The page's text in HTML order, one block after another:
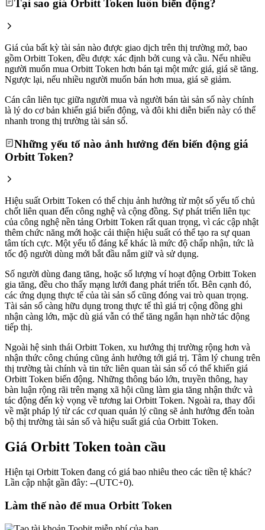
Tại sao giá Orbitt Token luôn biến động?
Giá của bất kỳ tài sản nào được giao dịch trên thị trường mở, bao
gồm Orbitt Token, đều được xác định bởi cung và cầu. Nếu nhiều
người muốn mua Orbitt Token hơn bán tại một mức giá, giá sẽ tăng.
Ngược lại, nếu nhiều người muốn bán hơn mua, giá sẽ giảm.
Cán cân liên tục giữa người mua và người bán tài sản số này chính
là lý do cơ bản khiến giá biến động, và đôi khi diễn biến này có thể
nhanh trong thị trường tài sản số.
Những yếu tố nào ảnh hưởng đến biến động giá
Orbitt Token?
Hiệu suất Orbitt Token có thể chịu ảnh hưởng từ một số yếu tố chủ
chốt liên quan đến công nghệ và cộng đồng. Sự phát triển liên tục
của công nghệ nền tảng Orbitt Token rất quan trọng, vì các cập nhật
thêm chức năng mới hoặc cải thiện hiệu suất có thể tạo ra sự quan
tâm tích cực. Một yếu tố đáng kể khác là mức độ chấp nhận, tức là
tốc độ người dùng mới bắt đầu nắm giữ và sử dụng.
Số người dùng đang tăng, hoặc số lượng ví hoạt động Orbitt Token
gia tăng, đều cho thấy mạng lưới đang phát triển tốt. Bên cạnh đó,
các ứng dụng thực tế của tài sản số cũng đóng vai trò quan trọng.
Tài sản số càng hữu dụng trong thực tế thì giá trị cộng đồng ghi
nhận càng lớn, mặc dù giá vẫn có thể tăng ngắn hạn nhờ tác động
tiếp thị.
Ngoài hệ sinh thái Orbitt Token, xu hướng thị trường rộng hơn và
nhận thức công chúng cũng ảnh hưởng tới giá trị. Tâm lý chung trên
thị trường tài chính và tin tức liên quan tài sản số có thể khiến giá
Orbitt Token biến động. Những thông báo lớn, truyền thông, hay
bàn luận rộng rãi trên mạng xã hội cũng làm gia tăng nhận thức và
tác động đến kỳ vọng về tương lai Orbitt Token. Ngoài ra, thay đổi
về mặt pháp lý từ các cơ quan quản lý cũng sẽ ảnh hưởng đến toàn
bộ thị trường tài sản số và hiệu suất giá của Orbitt Token.
Giá Orbitt Token toàn cầu
Hiện tại Orbitt Token đang có giá bao nhiêu theo các tiền tệ khác?
Lần cập nhật gần đây: --(UTC+0).
Làm thế nào để mua Orbitt Token